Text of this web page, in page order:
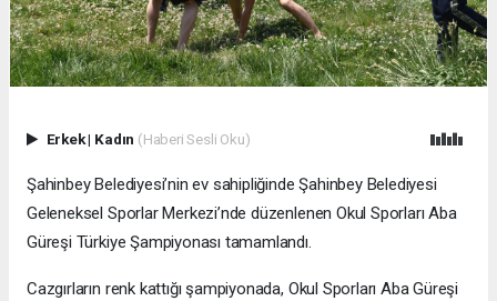
Erkek| Kadın (Haberi Sesli Oku)
Şahinbey Belediyesi’nin ev sahipliğinde Şahinbey Belediyesi
Geleneksel Sporlar Merkezi’nde düzenlenen Okul Sporları Aba
Güreşi Türkiye Şampiyonası tamamlandı.
Cazgırların renk kattığı şampiyonada, Okul Sporları Aba Güreşi